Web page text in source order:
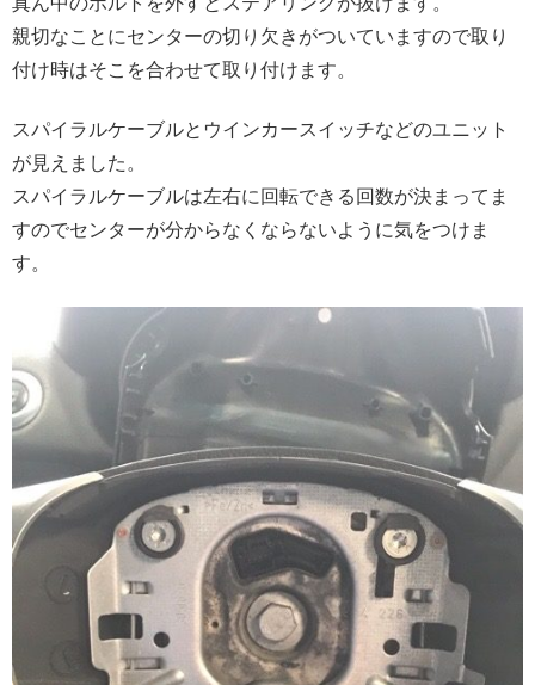
親切なことにセンターの切り欠きがついていますので取り
付け時はそこを合わせて取り付けます。
スパイラルケーブルとウインカースイッチなどのユニット
が見えました。
スパイラルケーブルは左右に回転できる回数が決まってま
すのでセンターが分からなくならないように気をつけま
す。